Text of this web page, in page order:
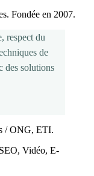
Fondée en 2007.
respect du
de
des solutions
/ ONG, ETI.
Vidéo, E-